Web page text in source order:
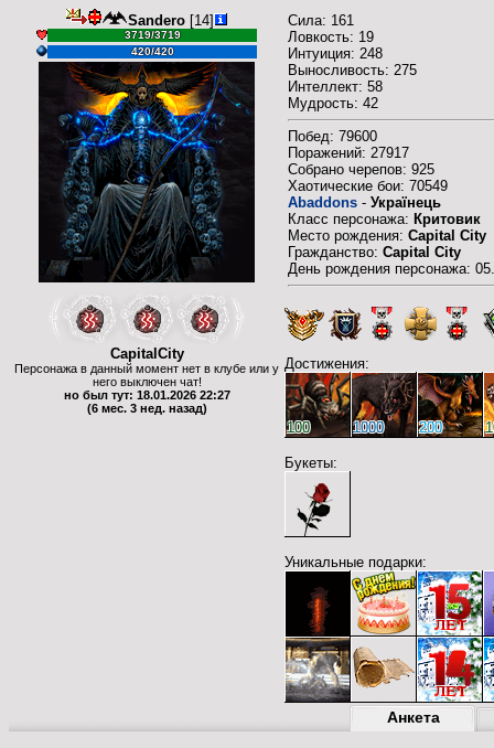
Sandero [14]
3719/3719
420/420
CapitalCity
Персонажа в данный момент нет в клубе или у
него выключен чат!
но был тут: 18.01.2026 22:27
(6 мес. 3 нед. назад)
Сила: 161
Ловкость: 19
Интуиция: 248
Выносливость: 275
Интеллект: 58
Мудрость: 42
Побед: 79600
Поражений: 27917
Собрано черепов: 925
Хаотические бои: 70549
Abaddons - Українець
Класс персонажа: Критовик
Место рождения: Capital City
Гражданство: Capital City
День рождения персонажа:
Достижения:
100 1000 200
Букеты:
Уникальные подарки:
Анкета